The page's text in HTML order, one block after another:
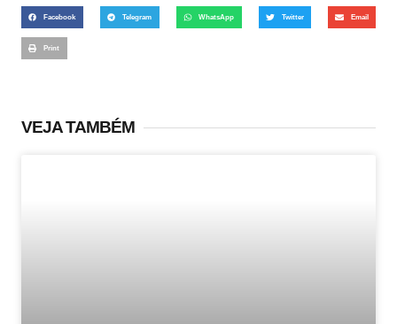
Facebook Telegram WhatsApp Twitter Email
Print
VEJA TAMBÉM